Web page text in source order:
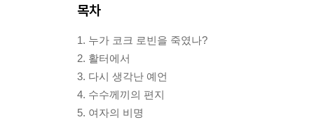
목차
1. 누가 코크 로빈을 죽였나?
2. 활터에서
3. 다시 생각난 예언
4. 수수께끼의 편지
5. 여자의 비명